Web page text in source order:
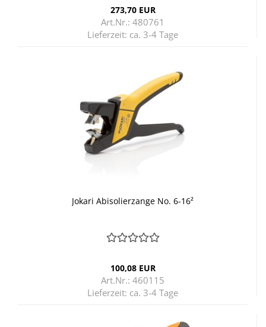
273,70 EUR
Art.Nr.: 480761
Lieferzeit: ca. 3-4 Tage
Jo­ka­ri Ab­iso­lier­zan­ge No. 6-16²
100,08 EUR
Art.Nr.: 460115
Lieferzeit: ca. 3-4 Tage